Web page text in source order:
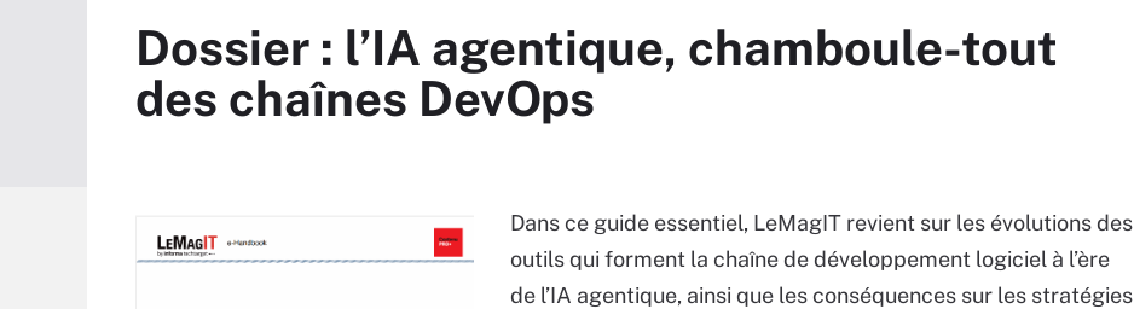
Dossier : l’IA agentique, chamboule-tout
des chaînes DevOps
Dans ce guide essentiel, LeMagIT revient sur les évolutions des
outils qui forment la chaîne de développement logiciel à l’ère
de l’IA agentique, ainsi que les conséquences sur les stratégies